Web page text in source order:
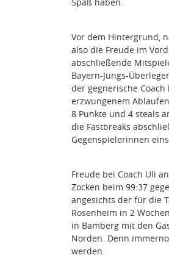
Vor dem Hintergrund,
also die Freude im
abschließende
Bayern-Jungs-
der gegnerische
erzwungenem
8 Punkte und 4 steals
die Fastbreaks
Gegenspielerinnen
Freude bei Coach Uli
Zocken beim 99:37
angesichts der für die
Rosenheim in 2
in Bamberg mit den
Norden. Denn
werden.